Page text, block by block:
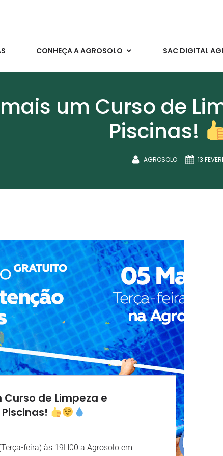
CONHEÇA A AGROSOLO SAC DIGITAL
um Curso de
Piscinas!
AGROSOLO - 13
de Limpeza e
- -
feira) às 19H00 a Agrosolo em